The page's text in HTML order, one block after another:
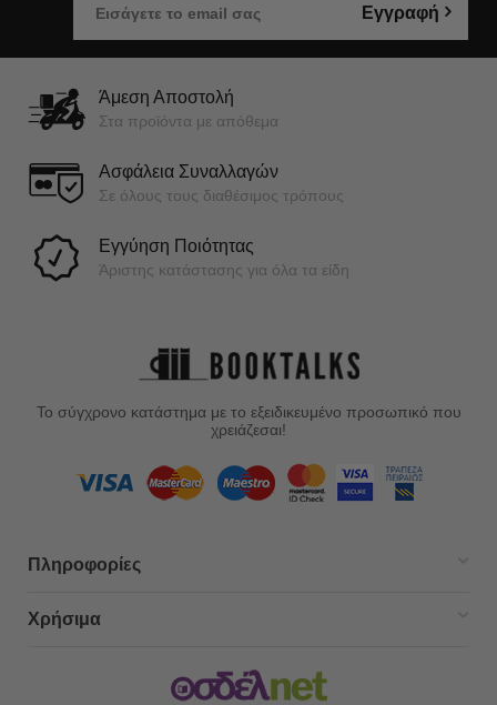
Εγγραφή
Άμεση Αποστολή
Στα προϊόντα με απόθεμα
Ασφάλεια Συναλλαγών
Σε όλους τους διαθέσιμος τρόπους
Εγγύηση Ποιότητας
Άριστης κατάστασης για όλα τα είδη
Το σύγχρονο κατάστημα με το εξειδικευμένο προσωπικό που
χρειάζεσαι!
Πληροφορίες
Χρήσιμα